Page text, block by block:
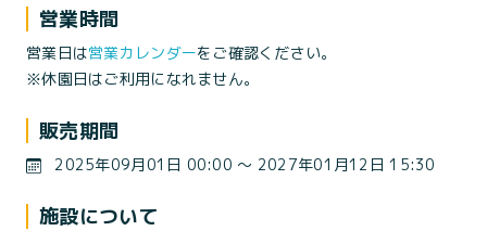
営業時間
営業日は営業カレンダーをご確認ください。
※休園日はご利用になれません。
販売期間
2025年09月01日 00:00 〜 2027年01月12日 15:30
施設について